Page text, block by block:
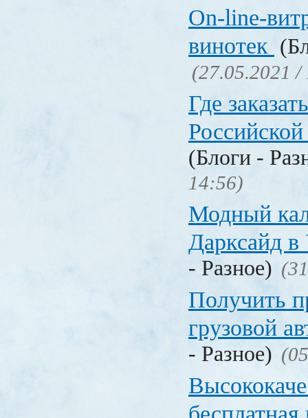
On-line-
винотек
(27.05.2021 /
Где
(Блоги -
14:56)
Модный
Дарксайд в
- Разное)
Получить
грузовой
- Разное)